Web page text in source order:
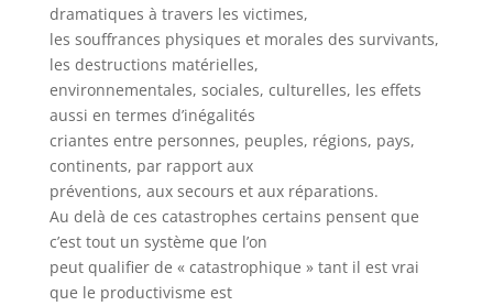
dramatiques à travers les victimes,
les souffrances physiques et morales des survivants,
les destructions matérielles,
environnementales, sociales, culturelles, les effets
aussi en termes d’inégalités
criantes entre personnes, peuples, régions, pays,
continents, par rapport aux
préventions, aux secours et aux réparations.
Au delà de ces catastrophes certains pensent que
c’est tout un système que l’on
peut qualifier de « catastrophique » tant il est vrai
que le productivisme est